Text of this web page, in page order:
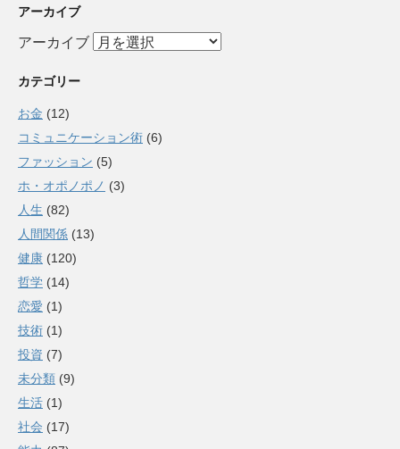
アーカイブ
アーカイブ
カテゴリー
お金 (12)
コミュニケーション術 (6)
ファッション (5)
ホ・オポノポノ (3)
人生 (82)
人間関係 (13)
健康 (120)
哲学 (14)
恋愛 (1)
技術 (1)
投資 (7)
未分類 (9)
生活 (1)
社会 (17)